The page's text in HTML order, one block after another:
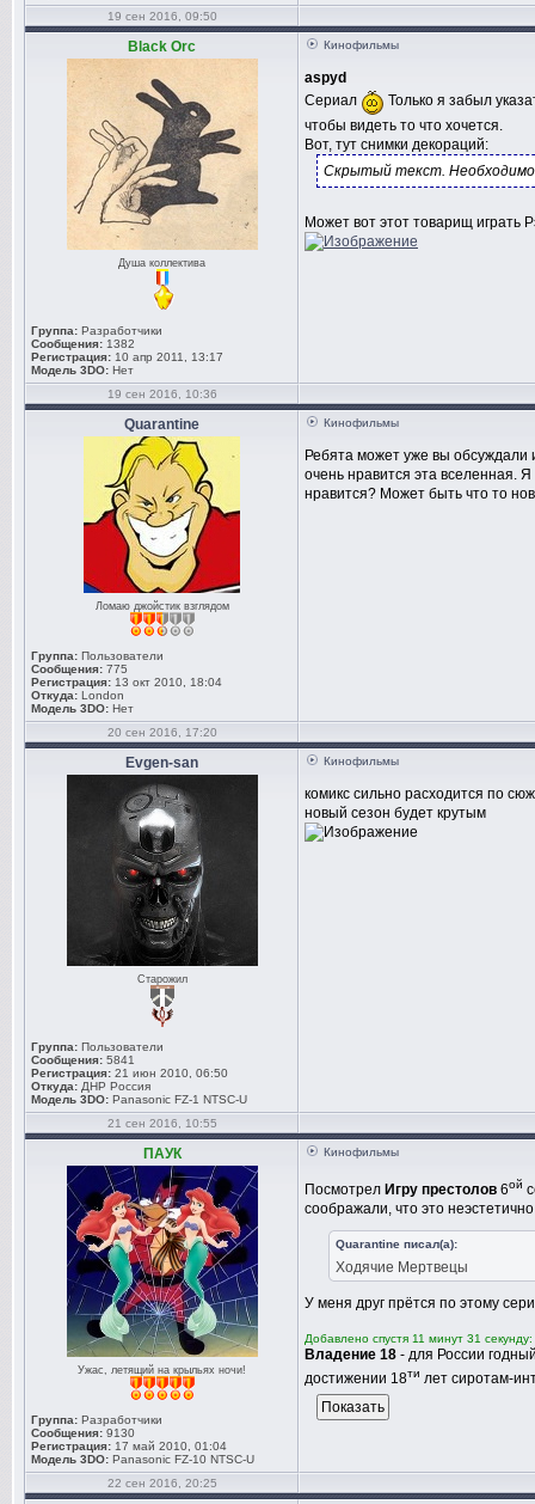
19 сен 2016, 09:50
Black Orc
Душа коллектива
Группа: Разработчики
Сообщения: 1382
Регистрация: 10 апр 2011, 13:17
Модель 3DO: Нет
Кинофильмы
aspyd
Сериал
Только я забыл
чтобы видеть то что хочется.
Вот, тут снимки декораций:
Скрытый текст. Необходимо
Может вот этот товарищ играть
19 сен 2016, 10:36
Quarantine
Ломаю джойстик взглядом
Группа: Пользователи
Сообщения: 775
Регистрация: 13 окт 2010, 18:04
Откуда: London
Модель 3DO: Нет
Кинофильмы
Ребята может уже вы обсуждали
очень нравится эта вселенная.
нравится? Может быть что то
20 сен 2016, 17:20
Evgen-san
Старожил
Группа: Пользователи
Сообщения: 5841
Регистрация: 21 июн 2010, 06:50
Откуда: ДНР Россия
Модель 3DO: Panasonic FZ-1 NTSC-U
Кинофильмы
комикс сильно расходится по
новый сезон будет крутым
21 сен 2016, 10:55
ПАУК
Ужас, летящий на крыльях ночи!
Группа: Разработчики
Сообщения: 9130
Регистрация: 17 май 2010, 01:04
Модель 3DO: Panasonic FZ-10 NTSC-U
Кинофильмы
Посмотрел Игру престолов 6ой
соображали, что это
Quarantine писал(а):
Ходячие Мертвецы
У меня друг прётся по этому
Добавлено спустя 11 минут 31 секунду:
Владение 18 - для России
достижении 18ти лет сиротам-
22 сен 2016, 20:25